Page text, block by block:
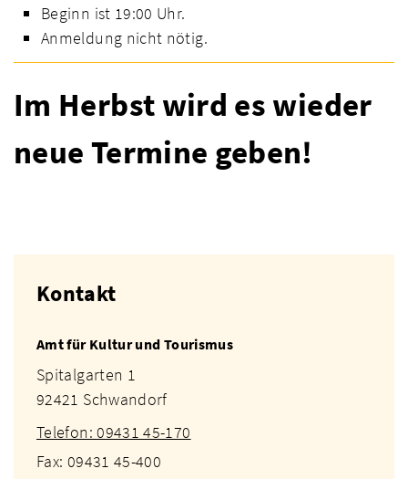
Beginn ist 19:00 Uhr.
Anmeldung nicht nötig.
Im Herbst wird es wieder
neue Termine geben!
Kontakt
Amt für Kultur und Tourismus
Spitalgarten 1
92421 Schwandorf
Telefon: 09431 45-170
Fax: 09431 45-400